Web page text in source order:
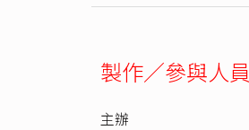
製作／參與人員
主辦